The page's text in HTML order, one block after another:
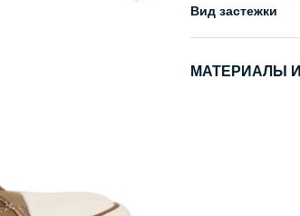
Вид застежки
МАТЕРИАЛЫ